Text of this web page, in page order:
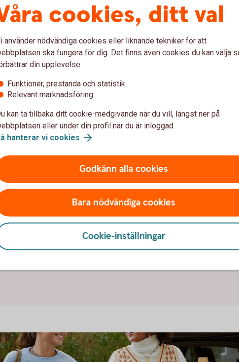
ditt företags ekonomi och ert
och sälja
(1-4bilar)
tillkommer
Alla priser exklusive
Ger en månadskostnad på:
4 747 kronor exklusive
Den rörliga
10-03 (räntan är alltid
2 Om du väljer e-faktura
Våra försäkringar har ett omfattande
gäller även vid leasing av bil.
AB.
cookies, ditt val
använder nödvändiga cookies eller liknande tekniker för att
ska fungera för dig. Det finns även cookies du kan välja
din upplevelse:
Funktioner, prestanda och statistik
Relevant marknadsföring
kan ta tillbaka ditt cookie-medgivande när du vill, längst ner på
eller under din profil när du är inloggad.
hanterar vi cookies
Godkänn alla cookies
Bara nödvändiga cookies
Cookie-inställningar